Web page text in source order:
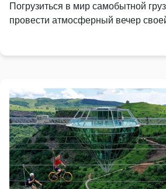
Погрузиться в мир самобытной
провести атмосферный вечер